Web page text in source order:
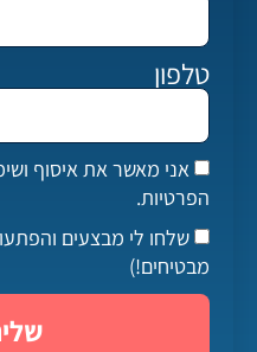
טלפון
אני מאשר את איסוף
הפרטיות.
שלחו לי מבצעים
מבטיחים!)